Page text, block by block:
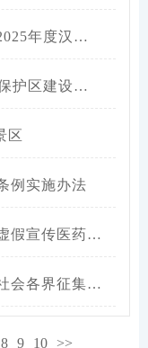
资格证书的通告
（征求意见稿）
区
例实施办法
药广告投诉举报
发展规划》意见建议的公告
8 9 10 >>